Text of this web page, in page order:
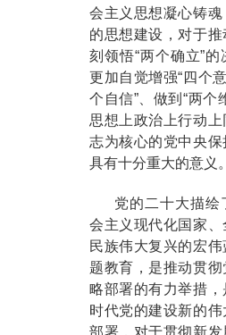
会主义思想凝心铸
的思想建设，对于
刻领悟“两个确立”的
更加自觉增强“四个
个自信”、做到“两个
思想上政治上行动上
志为核心的党中央保
具有十分重大的意义。
党的二十大描绘
会主义现代化国家
民族伟大复兴的宏
题教育，是推动贯
略部署的有力举措
时代党的建设新的
部署，对于贯彻新